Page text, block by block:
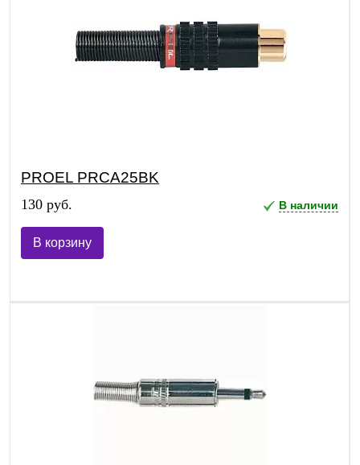
PROEL PRCA25BK
130 руб. В наличии
В корзину